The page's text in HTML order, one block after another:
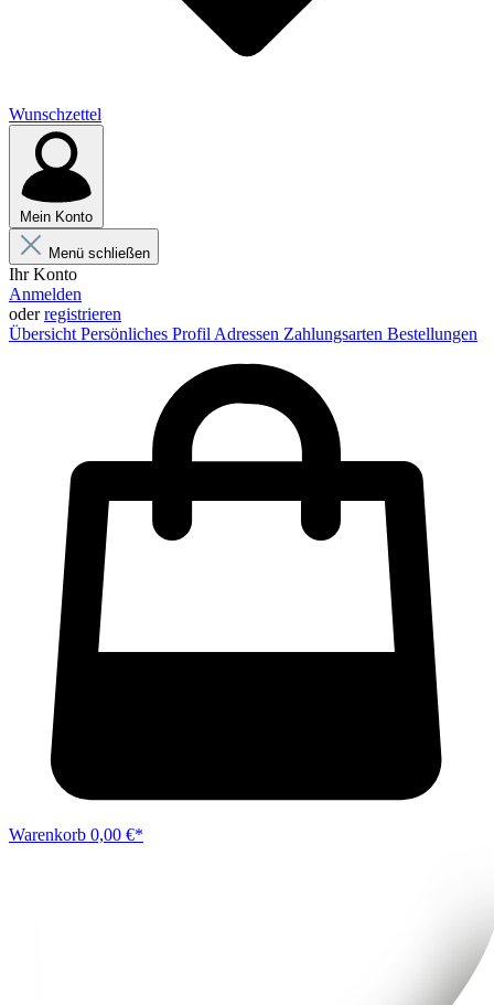
Wunschzettel
Mein Konto
Menü schließen
Ihr Konto
Anmelden
oderregistrieren
Übersicht Persönliches Profil Adressen Zahlungsarten Bestellungen
Warenkorb 0,00 €*